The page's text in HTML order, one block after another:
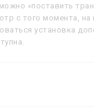
«поставить
с того момента, на
установка